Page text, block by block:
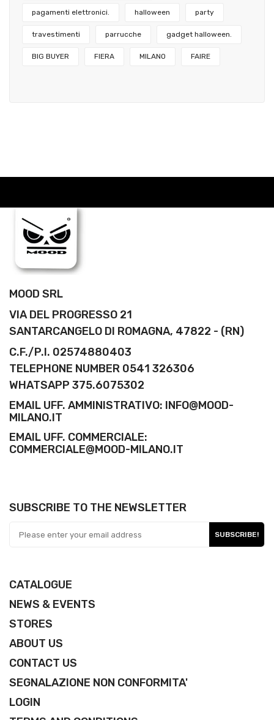
pagamenti elettronici. halloween party
travestimenti parrucche gadget halloween.
BIG BUYER FIERA MILANO FAIRE
MOOD SRL
VIA DEL PROGRESSO 21
SANTARCANGELO DI ROMAGNA, 47822 - (RN)
C.F./P.I. 02574880403
TELEPHONE NUMBER 0541 326306
WHATSAPP 375.6075302
EMAIL UFF. AMMINISTRATIVO: INFO@MOOD-
MILANO.IT
EMAIL UFF. COMMERCIALE:
COMMERCIALE@MOOD-MILANO.IT
SUBSCRIBE TO THE NEWSLETTER
SUBSCRIBE!
CATALOGUE
NEWS & EVENTS
STORES
ABOUT US
CONTACT US
SEGNALAZIONE NON CONFORMITA'
LOGIN